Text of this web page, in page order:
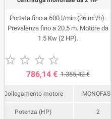
Portata fino a 600 l/min (36 m³/h).
Prevalenza fino a 20.5 m. Motore da
1.5 Kw (2 HP).
   
786,14 € 1.355,42 €
Collegamento motore MONOFASE
Potenza (HP) 2